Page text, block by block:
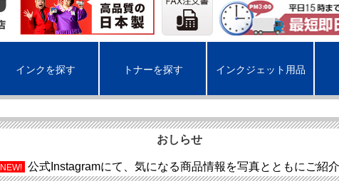
インクを探す トナーを探す インクジェット用品
おしらせ
NEW! 公式Instagramにて、気になる商品情報を写真とともにご紹